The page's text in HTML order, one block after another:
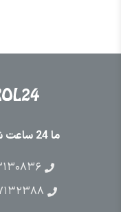
ما 24 ساعت شبانه روز در کنار شما هستیم